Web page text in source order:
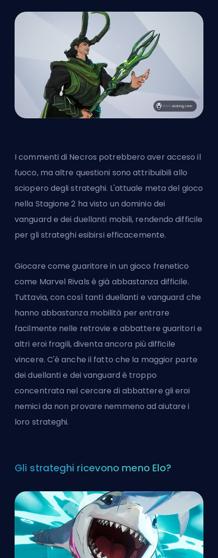
I commenti di Necros potrebbero aver acceso il
fuoco, ma altre questioni sono attribuibili allo
sciopero degli strateghi. L'attuale meta del gioco
nella Stagione 2 ha visto un dominio dei
vanguard e dei duellanti mobili, rendendo difficile
per gli strateghi esibirsi efficacemente.
Giocare come guaritore in un gioco frenetico
come Marvel Rivals è già abbastanza difficile.
Tuttavia, con così tanti duellanti e vanguard che
hanno abbastanza mobilità per entrare
facilmente nelle retrovie e abbattere guaritori e
altri eroi fragili, diventa ancora più difficile
vincere. C'è anche il fatto che la maggior parte
dei duellanti e dei vanguard è troppo
concentrata nel cercare di abbattere gli eroi
nemici da non provare nemmeno ad aiutare i
loro strateghi.
Gli strateghi ricevono meno Elo?